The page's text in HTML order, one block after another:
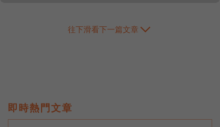
往下滑看下一篇文章
即時熱門文章